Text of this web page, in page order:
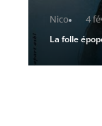
Nico 4
La folle